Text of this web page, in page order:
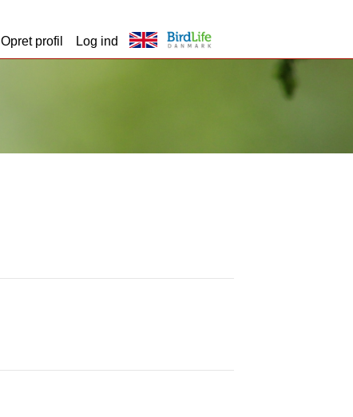
Opret profil Log ind